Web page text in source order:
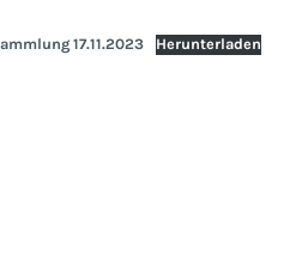
17.11.2023 Herunterladen